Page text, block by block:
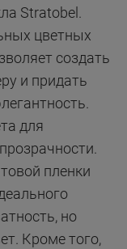
Stratobel.
цветных
создать
и придать
для
пленки
но
Кроме того,